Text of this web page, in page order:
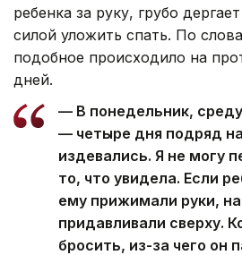
ребенка за руку, грубо
силой уложить спать. По
подобное происходило на
дней.
— В понедельник,
— четыре дня подряд
издевались. Я не могу
то, что увидела. Если
ему прижимали руки,
придавливали сверху.
бросить, из-за чего он